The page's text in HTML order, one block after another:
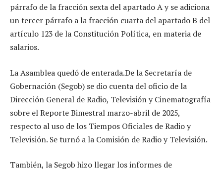
párrafo de la fracción sexta del apartado A y se adiciona
un tercer párrafo a la fracción cuarta del apartado B del
artículo 123 de la Constitución Política, en materia de
salarios.
La Asamblea quedó de enterada.De la Secretaría de
Gobernación (Segob) se dio cuenta del oficio de la
Dirección General de Radio, Televisión y Cinematografía
sobre el Reporte Bimestral marzo-abril de 2025,
respecto al uso de los Tiempos Oficiales de Radio y
Televisión. Se turnó a la Comisión de Radio y Televisión.
También, la Segob hizo llegar los informes de